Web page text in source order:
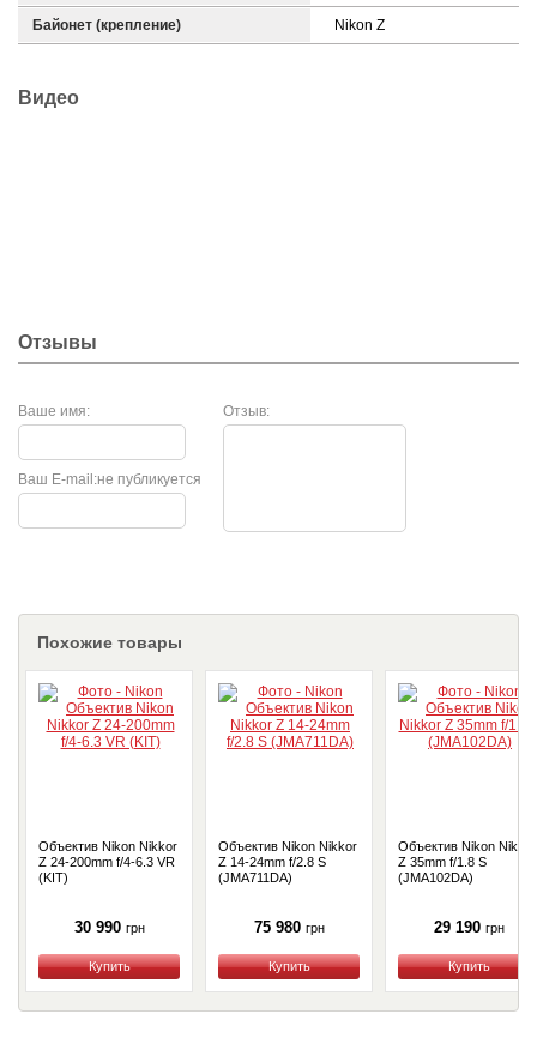
Байонет (крепление) Nikon Z
Видео
Отзывы
Ваше имя: Отзыв:
не публикуется
Ваш E-mail:
Похожие товары
Объектив Nikon Nikkor
Z 24-200mm f/4-6.3 VR
(KIT)
30 990 грн
Купить
Объектив Nikon Nikkor
Z 14-24mm f/2.8 S
(JMA711DA)
75 980 грн
Купить
Объектив Nikon Nikkor
Z 35mm f/1.8 S
(JMA102DA)
29 190 грн
Купить